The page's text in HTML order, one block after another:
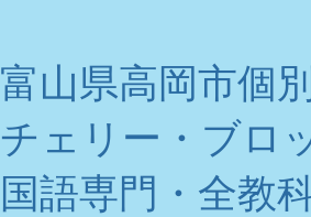
富山県高岡市個
チェリー・ブロ
国語専門・全教